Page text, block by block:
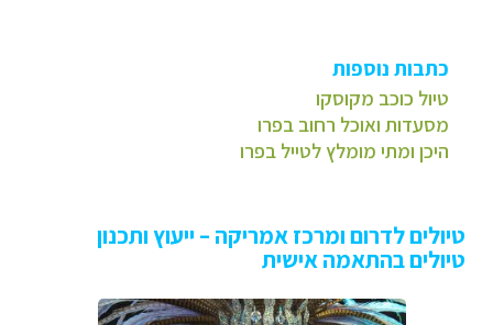
כתבות נוספות
טיול כוכב מקוסקו
מסעדות ואוכל רחוב בפרו
היכן ומתי מומלץ לטייל בפרו
טיולים לדרום ומרכז אמריקה – ייעוץ ותכנון
טיולים בהתאמה אישית